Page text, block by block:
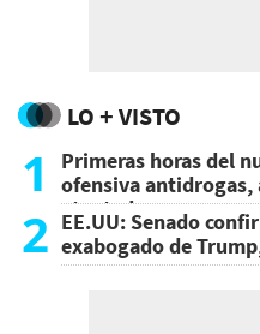
LO + VISTO
1
Primeras horas del
ofensiva antidrogas,
atentado
2 EE.UU: Senado
exabogado de